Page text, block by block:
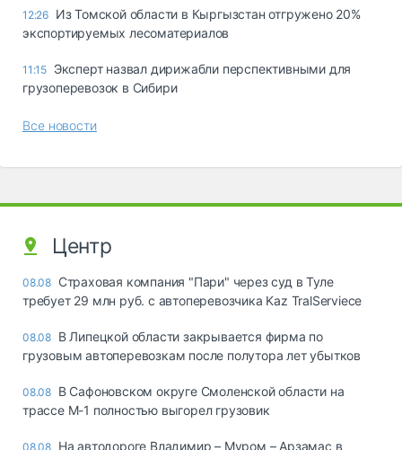
12:26 Из Томской области в Кыргызстан отгружено 20%
экспортируемых лесоматериалов
11:15 Эксперт назвал дирижабли перспективными для
грузоперевозок в Сибири
Все новости
Центр
08.08 Страховая компания "Пари" через суд в Туле
требует 29 млн руб. с автоперевозчика Kaz TralServiece
08.08 В Липецкой области закрывается фирма по
грузовым автоперевозкам после полутора лет убытков
08.08 В Сафоновском округе Смоленской области на
трассе М-1 полностью выгорел грузовик
08.08 На автодороге Владимир – Муром – Арзамас в